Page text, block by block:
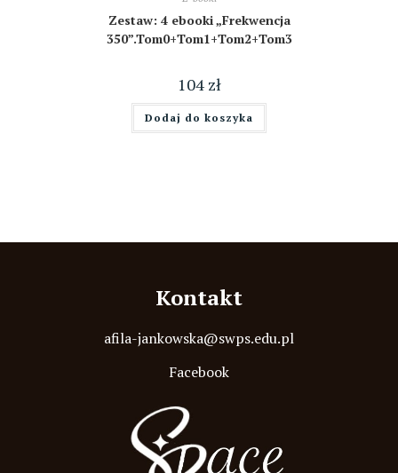
Zestaw: 4 ebooki „Frekwencja
350”.Tom0+Tom1+Tom2+Tom3
104 zł
Dodaj do koszyka
Kontakt
afila-jankowska@swps.edu.pl
Facebook